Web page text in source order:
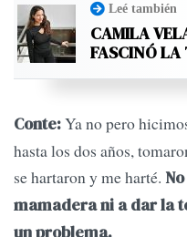
Leé también
CAMILA
FASCINÓ LA
Conte:Ya no pero
hasta los dos años,
se hartaron y me harté.
mamadera ni a dar la